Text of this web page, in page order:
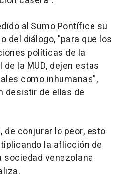
al Sumo Pontífice su
del diálogo, "para que los
políticas de la
la MUD, dejen estas
como inhumanas",
desistir de ellas de
de conjurar lo peor, esto
la aflicción de
venezolana